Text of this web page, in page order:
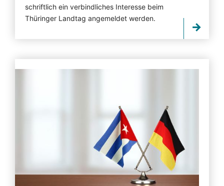
schriftlich ein verbindliches Interesse beim
Thüringer Landtag angemeldet werden.